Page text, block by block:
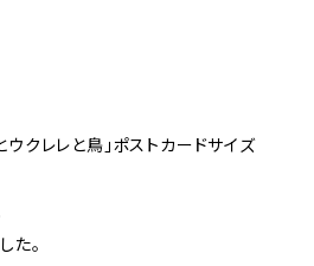
ウクレレと鳥」ポストカードサイズ
た。